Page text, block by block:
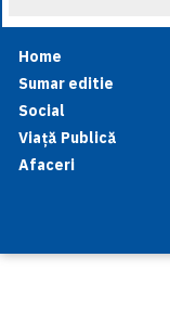
Home
Sumar editie
Social
Viață Publică
Afaceri